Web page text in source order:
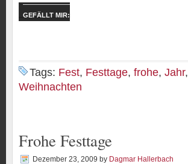
GEFÄLLT MIR:
Tags: Fest, Festtage, frohe, Jahr,
Weihnachten
Frohe Festtage
Dezember 23, 2009 by Dagmar Hallerbach